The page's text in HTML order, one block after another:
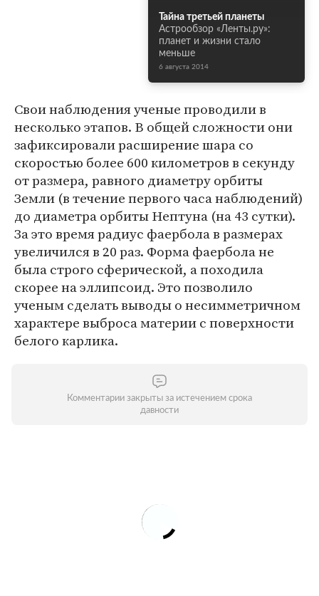
Тайна третьей планеты
Астрообзор «Ленты.ру»:
планет и жизни стало
меньше
6 августа 2014
Свои наблюдения ученые проводили в
несколько этапов. В общей сложности они
зафиксировали расширение шара со
скоростью более 600 километров в секунду
от размера, равного диаметру орбиты
Земли (в течение первого часа наблюдений)
до диаметра орбиты Нептуна (на 43 сутки).
За это время радиус фаербола в размерах
увеличился в 20 раз. Форма фаербола не
была строго сферической, а походила
скорее на эллипсоид. Это позволило
ученым сделать выводы о несимметричном
характере выброса материи с поверхности
белого карлика.
Комментарии закрыты за истечением срока
давности